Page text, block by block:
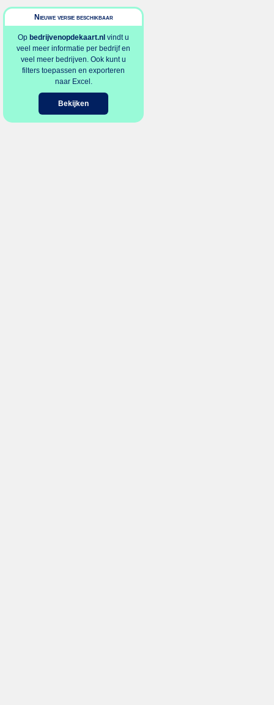
Nieuwe versie beschikbaar
Op bedrijvenopdekaart.nl vindt u
veel meer informatie per bedrijf en
veel meer bedrijven. Ook kunt u
filters toepassen en exporteren
naar Excel.
Bekijken